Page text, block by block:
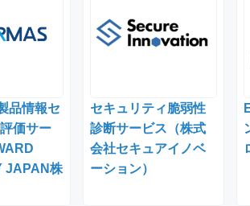
品情報セ
価サー
JAPAN株
セキュリティ脆弱性
診断サービス（株式
会社セキュアイノベ
ーション）